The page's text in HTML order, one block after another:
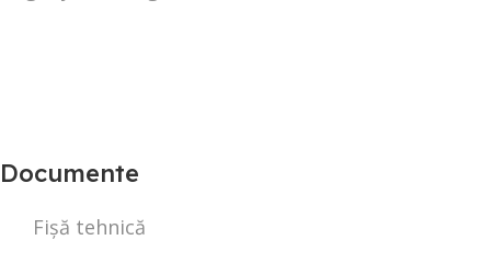
Documente
Fișă tehnică